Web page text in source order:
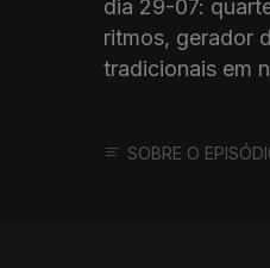
dia 29-07:
ritmos, gerador
tradicionais em
SOBRE O